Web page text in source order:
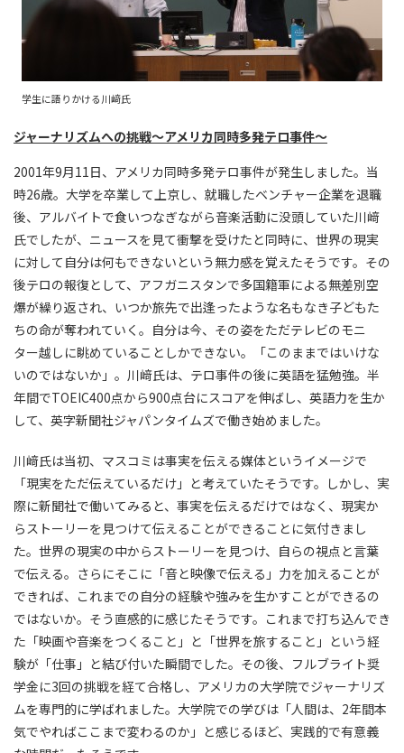
学生に語りかける川﨑氏
ジャーナリズムへの挑戦～アメリカ同時多発テロ事件～
2001年9月11日、アメリカ同時多発テロ事件が発生しました。当
時26歳。大学を卒業して上京し、就職したベンチャー企業を退職
後、アルバイトで食いつなぎながら音楽活動に没頭していた川﨑
氏でしたが、ニュースを見て衝撃を受けたと同時に、世界の現実
に対して自分は何もできないという無力感を覚えたそうです。その
後テロの報復として、アフガニスタンで多国籍軍による無差別空
爆が繰り返され、いつか旅先で出逢ったような名もなき子どもた
ちの命が奪われていく。自分は今、その姿をただテレビのモニ
ター越しに眺めていることしかできない。「このままではいけな
いのではないか」。川﨑氏は、テロ事件の後に英語を猛勉強。半
年間でTOEIC400点から900点台にスコアを伸ばし、英語力を生か
して、英字新聞社ジャパンタイムズで働き始めました。
川﨑氏は当初、マスコミは事実を伝える媒体というイメージで
「現実をただ伝えているだけ」と考えていたそうです。しかし、実
際に新聞社で働いてみると、事実を伝えるだけではなく、現実か
らストーリーを見つけて伝えることができることに気付きまし
た。世界の現実の中からストーリーを見つけ、自らの視点と言葉
で伝える。さらにそこに「音と映像で伝える」力を加えることが
できれば、これまでの自分の経験や強みを生かすことができるの
ではないか。そう直感的に感じたそうです。これまで打ち込んでき
た「映画や音楽をつくること」と「世界を旅すること」という経
験が「仕事」と結び付いた瞬間でした。その後、フルブライト奨
学金に3回の挑戦を経て合格し、アメリカの大学院でジャーナリズ
ムを専門的に学ばれました。大学院での学びは「人間は、2年間本
気でやればここまで変わるのか」と感じるほど、実践的で有意義